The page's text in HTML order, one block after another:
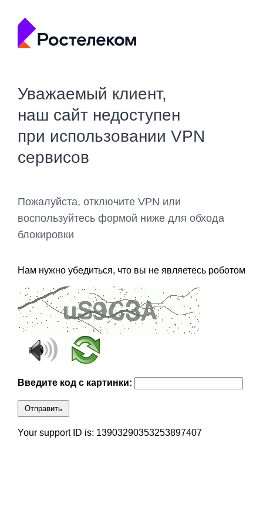
Уважаемый клиент,
наш сайт недоступен
при использовании VPN
сервисов
Пожалуйста, отключите VPN или
воспользуйтесь формой ниже для обхода
блокировки
Нам нужно убедиться, что вы не являетесь роботом
Введите код с картинки:
Отправить
Your support ID is: 13903290353253897407